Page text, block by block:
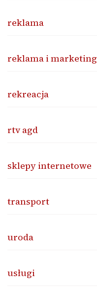
reklama
reklama i marketing
rekreacja
rtv agd
sklepy internetowe
transport
uroda
usługi